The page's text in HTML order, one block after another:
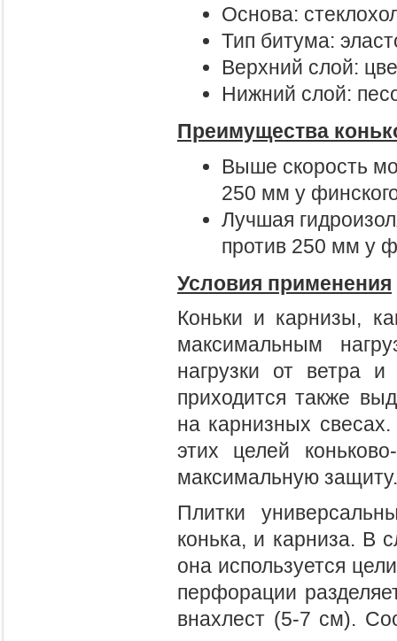
Основа:
Тип битума:
Верхний слой:
Нижний слой:
Преимущества
Выше скорость
250 мм у
Лучшая
против 250 мм у
Условия применения
Коньки и карнизы,
максимальным
нагрузки от ветра
приходится также
на карнизных
этих целей
максимальную защиту.
Плитки
конька, и карниза. В
она используется
перфорации
внахлест (5-7 см).